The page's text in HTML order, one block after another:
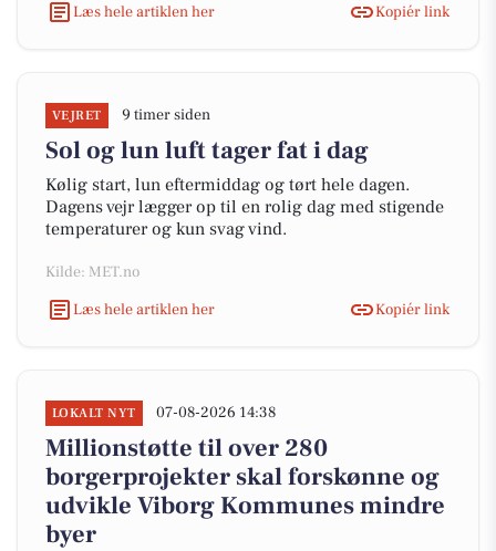
Læs hele artiklen her
Kopiér link
VEJRET 9 timer siden
Sol og lun luft tager fat i dag
Kølig start, lun eftermiddag og tørt hele dagen.
Dagens vejr lægger op til en rolig dag med stigende
temperaturer og kun svag vind.
Kilde: MET.no
Læs hele artiklen her
Kopiér link
LOKALT NYT 07-08-2026 14:38
Millionstøtte til over 280
borgerprojekter skal forskønne og
udvikle Viborg Kommunes mindre
byer